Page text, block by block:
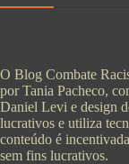
O Blog Combate
por Tania Pacheco,
Daniel Levi e design
lucrativos e utiliza
conteúdo é
sem fins lucrativos.